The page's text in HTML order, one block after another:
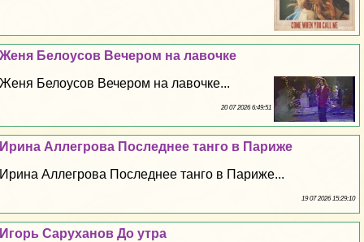
Женя Белоусов Вечером на лавочке
Женя Белоусов Вечером на лавочке...
20 07 2026 6:49:51
Ирина Аллегрова Последнее танго в Париже
Ирина Аллегрова Последнее танго в Париже...
19 07 2026 15:29:10
Игорь Саруханов До утра